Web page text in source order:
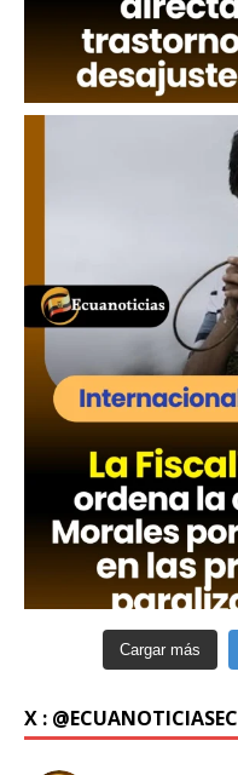
Cargar más
X : @ECUANOTICIASEC